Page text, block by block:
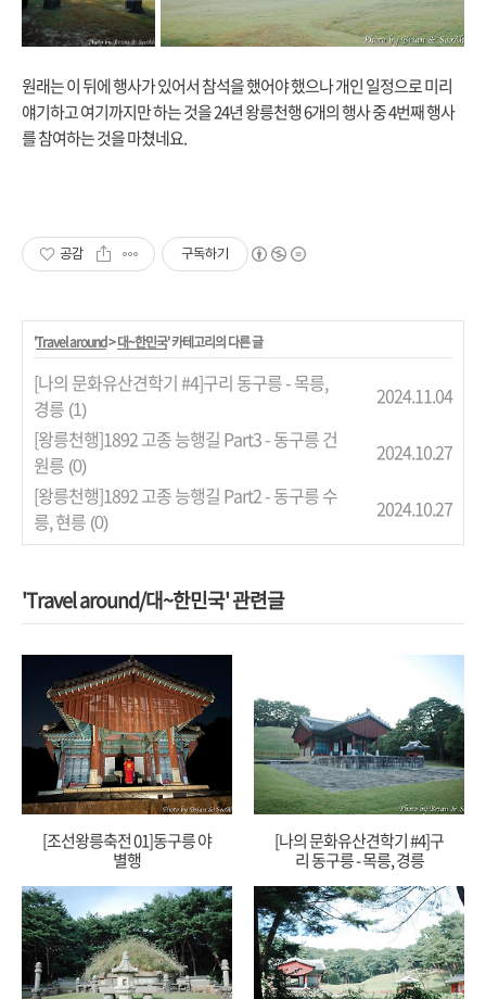
원래는 이 뒤에 행사가 있어서 참석을 했어야 했으나 개인 일정으로 미리
얘기하고 여기까지만 하는 것을 24년 왕릉천행 6개의 행사 중 4번째 행사
를 참여하는 것을 마쳤네요.
공감 구독하기
'Travel around>대~한민국' 카테고리의 다른 글
[나의 문화유산견학기 #4]구리 동구릉 - 목릉,
경릉 (1)
2024.11.04
[왕릉천행]1892 고종 능행길 Part3 - 동구릉 건
원릉 (0)
2024.10.27
[왕릉천행]1892 고종 능행길 Part2 - 동구릉 수
릉, 현릉 (0)
2024.10.27
'Travel around/대~한민국' 관련글
[조선왕릉축전 01]동구릉 야
별행
[나의 문화유산견학기 #4]구
리 동구릉 - 목릉, 경릉